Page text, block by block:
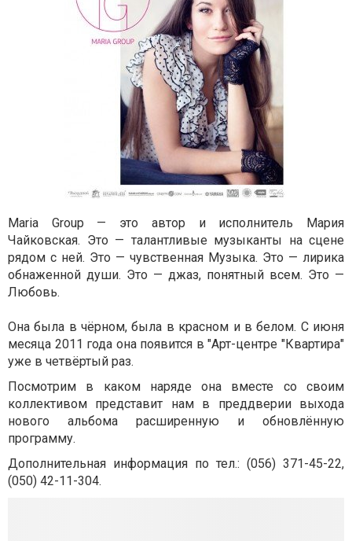
Maria Group — это автор и исполнитель Мария
Чайковская. Это — талантливые музыканты на сцене
рядом с ней. Это — чувственная Музыка. Это — лирика
обнаженной души. Это — джаз, понятный всем. Это —
Любовь.
Она была в чёрном, была в красном и в белом. С июня
месяца 2011 года она появится в "Арт-центре "Квартира"
уже в четвёртый раз.
Посмотрим в каком наряде она вместе со своим
коллективом представит нам в преддверии выхода
нового альбома расширенную и обновлённую
программу.
Дополнительная информация по тел.: (056) 371-45-22,
(050) 42-11-304.